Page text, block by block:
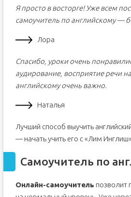
Я просто в восторге! Уже всем
самоучитель по английскому —
Лора
Спасибо, уроки очень
аудирование, восприятие речи
английскому очень важно.
Наталья
Лучший способ выучить
— начать учить его c «Лим
Самоучитель по
Онлайн-самоучитель позволит